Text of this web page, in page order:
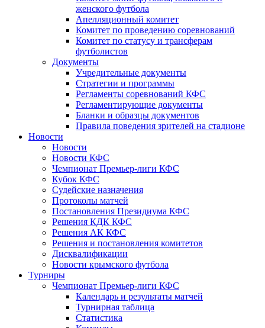
женского футбола
Апелляционный комитет
Комитет по проведению соревнований
Комитет по статусу и трансферам
футболистов
Документы
Учредительные документы
Стратегии и программы
Регламенты соревнований КФС
Регламентирующие документы
Бланки и образцы документов
Правила поведения зрителей на стадионе
Новости
Новости
Новости КФС
Чемпионат Премьер-лиги КФС
Кубок КФС
Судейские назначения
Протоколы матчей
Постановления Президиума КФС
Решения КДК КФС
Решения АК КФС
Решения и постановления комитетов
Дисквалификации
Новости крымского футбола
Турниры
Чемпионат Премьер-лиги КФС
Календарь и результаты матчей
Турнирная таблица
Статистика